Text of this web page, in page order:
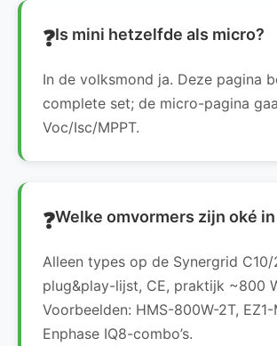
Is mini hetzelfde als micro?
In de volksmond ja. Deze pagina
complete set; de micro-pagina
Voc/Isc/MPPT.
Welke omvormers zijn oké in
Alleen types op de Synergrid C10/
plug&play-lijst, CE, praktijk ~800
Voorbeelden: HMS-800W-2T,
Enphase IQ8-combo’s.